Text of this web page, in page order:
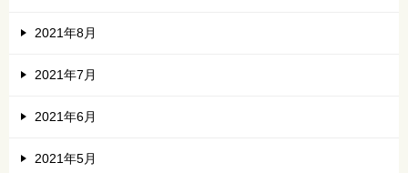
2021年8月
2021年7月
2021年6月
2021年5月